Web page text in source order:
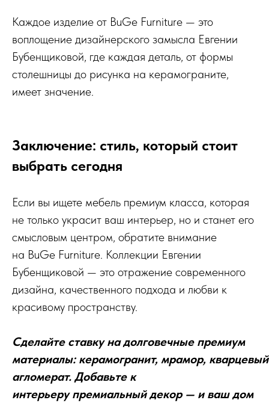
Каждое изделие от BuGe Furniture — это
воплощение дизайнерского замысла Евгении
Бубенщиковой, где каждая деталь, от формы
столешницы до рисунка на керамограните,
имеет значение.
Заключение: стиль, который стоит
выбрать сегодня
Если вы ищете мебель премиум класса, которая
не только украсит ваш интерьер, но и станет его
смысловым центром, обратите внимание
на BuGe Furniture. Коллекции Евгении
Бубенщиковой — это отражение современного
дизайна, качественного подхода и любви к
красивому пространству.
Сделайте ставку на долговечные премиум
материалы: керамогранит, мрамор, кварцевый
агломерат. Добавьте к
интерьеру премиальный декор — и ваш дом